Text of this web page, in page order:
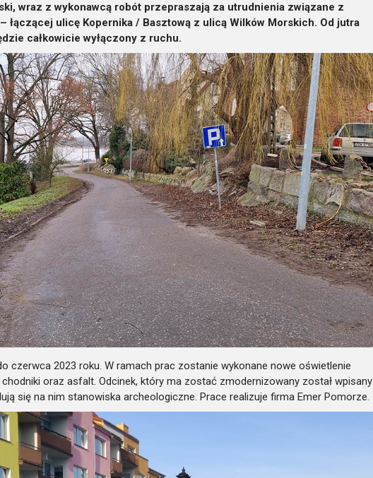
wraz z wykonawcą robót przepraszają za utrudnienia związane z
łączącej ulicę Kopernika / Basztową z ulicą Wilków Morskich. Od jutra
całkowicie wyłączony z ruchu.
czerwca 2023 roku. W ramach prac zostanie wykonane nowe oświetlenie
oraz asfalt. Odcinek, który ma zostać zmodernizowany został wpisany
się na nim stanowiska archeologiczne. Prace realizuje firma Emer Pomorze.